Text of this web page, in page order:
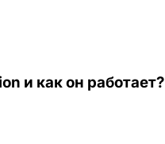
и как он работает?